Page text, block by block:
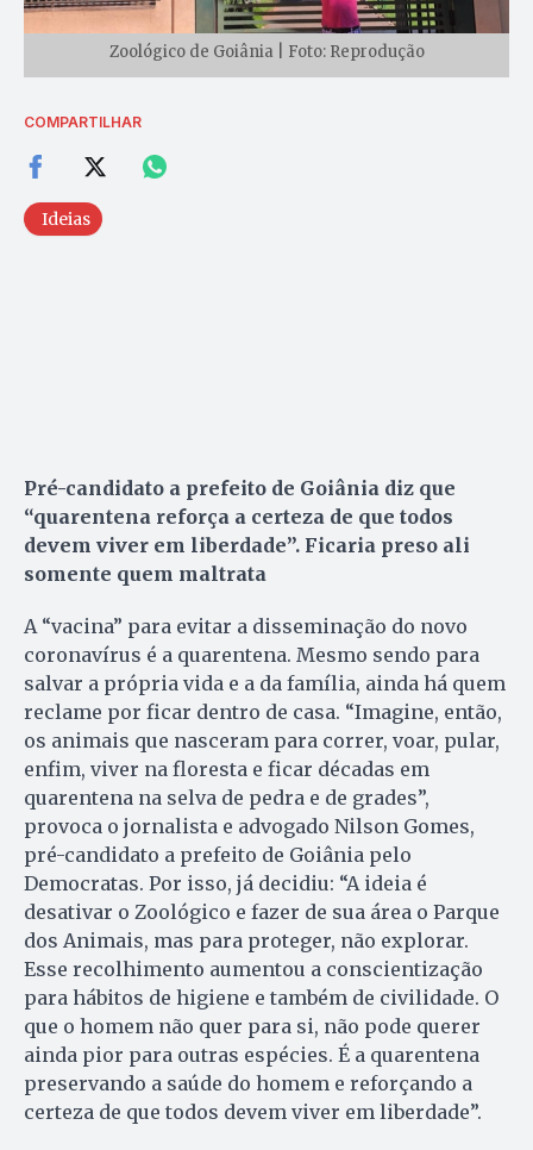
Zoológico de Goiânia | Foto: Reprodução
COMPARTILHAR
Ideias
Pré-candidato a prefeito de Goiânia diz que
“quarentena reforça a certeza de que todos
devem viver em liberdade”. Ficaria preso ali
somente quem maltrata
A “vacina” para evitar a disseminação do novo
coronavírus é a quarentena. Mesmo sendo para
salvar a própria vida e a da família, ainda há quem
reclame por ficar dentro de casa. “Imagine, então,
os animais que nasceram para correr, voar, pular,
enfim, viver na floresta e ficar décadas em
quarentena na selva de pedra e de grades”,
provoca o jornalista e advogado Nilson Gomes,
pré-candidato a prefeito de Goiânia pelo
Democratas. Por isso, já decidiu: “A ideia é
desativar o Zoológico e fazer de sua área o Parque
dos Animais, mas para proteger, não explorar.
Esse recolhimento aumentou a conscientização
para hábitos de higiene e também de civilidade. O
que o homem não quer para si, não pode querer
ainda pior para outras espécies. É a quarentena
preservando a saúde do homem e reforçando a
certeza de que todos devem viver em liberdade”.